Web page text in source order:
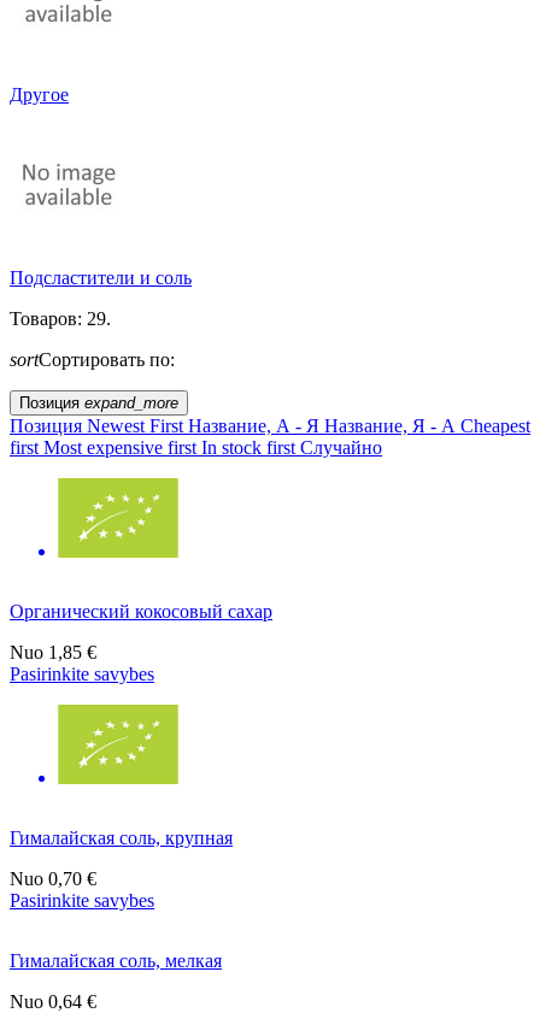
Другоe
Подсластители и соль
Товаров: 29.
sortСортировать по:
Позиция expand_more
Позиция Newest First Название, А - Я Название, Я - А Cheapest
first Most expensive first In stock first Случайно
Органический кокосовый сахар
Nuo 1,85 €
Pasirinkite savybes
Гималайская соль, крупная
Nuo 0,70 €
Pasirinkite savybes
Гималайская соль, мелкая
Nuo 0,64 €